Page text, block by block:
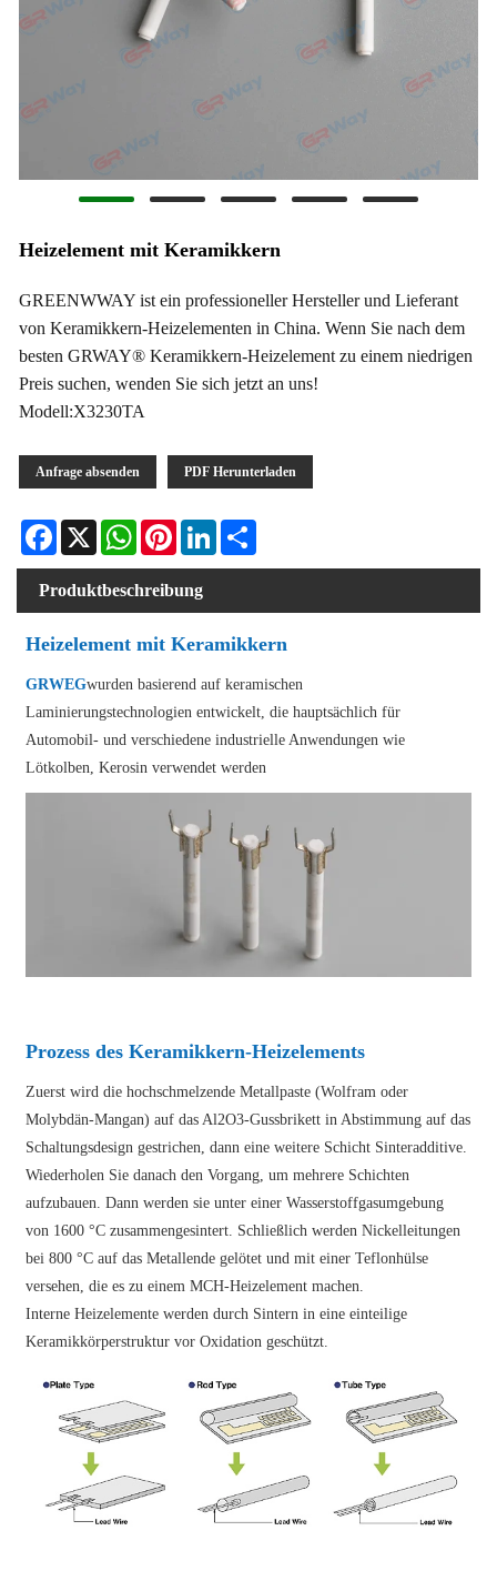
Heizelement mit Keramikkern
GREENWWAY ist ein professioneller Hersteller und Lieferant
von Keramikkern-Heizelementen in China. Wenn Sie nach dem
besten GRWAY® Keramikkern-Heizelement zu einem niedrigen
Preis suchen, wenden Sie sich jetzt an uns!
Modell:X3230TA
Anfrage absenden PDF Herunterladen
Facebook
X WhatsAppPinterestLinkedIn
Produktbeschreibung
Heizelement mit Keramikkern
GRWEGwurden basierend auf keramischen
Laminierungstechnologien entwickelt, die hauptsächlich für
Automobil- und verschiedene industrielle Anwendungen wie
Lötkolben, Kerosin verwendet werden
Prozess des Keramikkern-Heizelements
Zuerst wird die hochschmelzende Metallpaste (Wolfram oder
Molybdän-Mangan) auf das Al2O3-Gussbrikett in Abstimmung auf das
Schaltungsdesign gestrichen, dann eine weitere Schicht Sinteradditive.
Wiederholen Sie danach den Vorgang, um mehrere Schichten
aufzubauen. Dann werden sie unter einer Wasserstoffgasumgebung
von 1600 °C zusammengesintert. Schließlich werden Nickelleitungen
bei 800 °C auf das Metallende gelötet und mit einer Teflonhülse
versehen, die es zu einem MCH-Heizelement machen.
Interne Heizelemente werden durch Sintern in eine einteilige
Keramikkörperstruktur vor Oxidation geschützt.